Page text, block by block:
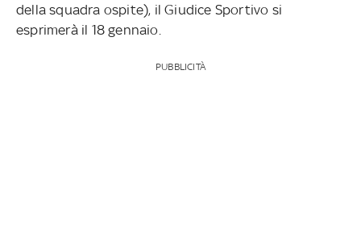
della squadra ospite), il Giudice Sportivo si
esprimerà il 18 gennaio.
PUBBLICITÀ